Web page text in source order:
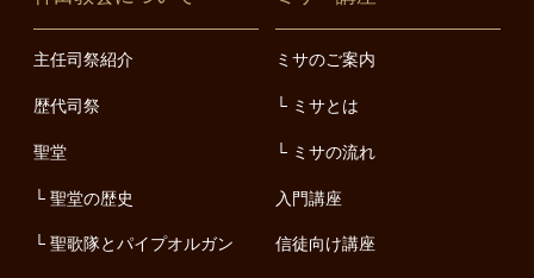
主任司祭紹介
歴代司祭
聖堂
聖堂の歴史
聖歌隊とパイプオルガン
ミサのご案内
ミサとは
ミサの流れ
入門講座
信徒向け講座